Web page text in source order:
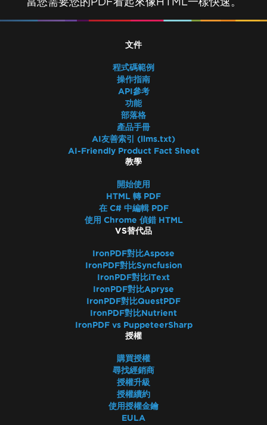
文件
程式碼範例
操作指南
API參考
功能
部落格
產品手冊
AI友善索引 (llms.txt)
AI-Friendly Product Fact Sheet
教學
開始使用
HTML 轉 PDF
在 C# 中編輯 PDF
使用 Chrome 偵錯 HTML
VS替代品
IronPDF對比Aspose
IronPDF對比Syncfusion
IronPDF對比iText
IronPDF對比Apryse
IronPDF對比QuestPDF
IronPDF對比Nutrient
IronPDF vs PuppeteerSharp
授權
購買授權
尋找經銷商
授權升級
授權續約
使用授權金鑰
EULA